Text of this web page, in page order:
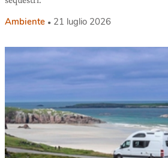
Ambiente 21 luglio 2026